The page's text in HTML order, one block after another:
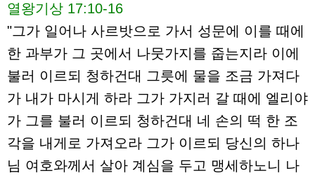
열왕기상 17:10-16
"그가 일어나 사르밧으로 가서 성문에 이를 때에
한 과부가 그 곳에서 나뭇가지를 줍는지라 이에
불러 이르되 청하건대 그릇에 물을 조금 가져다
가 내가 마시게 하라 그가 가지러 갈 때에 엘리야
가 그를 불러 이르되 청하건대 네 손의 떡 한 조
각을 내게로 가져오라 그가 이르되 당신의 하나
님 여호와께서 살아 계심을 두고 맹세하노니 나